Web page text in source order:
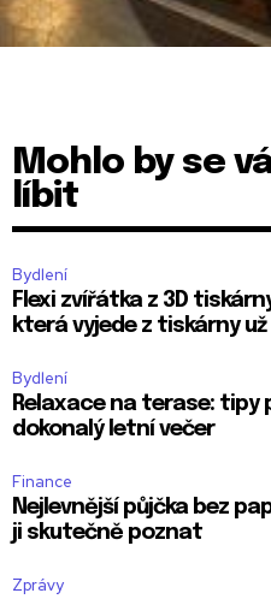
Mohlo by se
líbit
Bydlení
Flexi zvířátka z 3D
která vyjede z tiskárny
Bydlení
Relaxace na terase: tipy
dokonalý letní večer
Finance
Nejlevnější půjčka bez
ji skutečně poznat
Zprávy